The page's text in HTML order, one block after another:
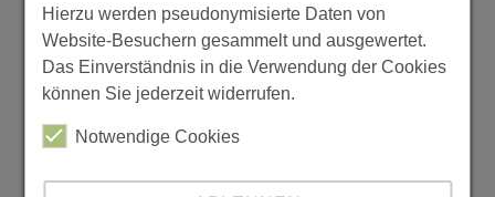
alle Spenderinnen und Spender an dieser Stelle
erneut ein großes DANKESCHÖN!
Zur Blutspende kamen 83 Freiwillige, darunter 44
wertvolle Erstspender. Besonders hervorzuheben
ist auch die hohe Bereitschaft zur Typisierung für
als 60 Personen für die Aktion registriert werden.
Hierzu werden pseudonymisierte Daten von
Website-Besuchern gesammelt und ausgewertet.
Das Einverständnis in die Verwendung der Cookies
können Sie jederzeit widerrufen.
Notwendige Cookies